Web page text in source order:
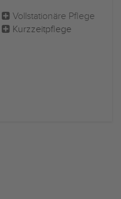
Vollstationäre Pflege
Kurzzeitpflege